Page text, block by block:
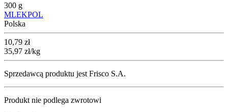
300 g
MLEKPOL
Polska
Cena
10,79 zł
35,97 zł/kg
Sprzedawcą produktu jest Frisco S.A.
Produkt nie podlega zwrotowi